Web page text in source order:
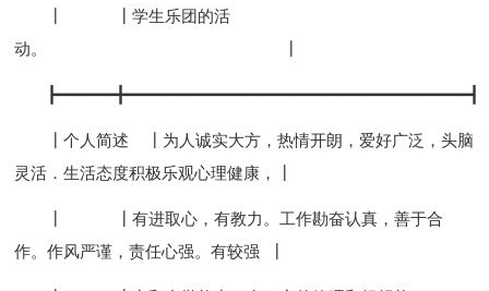
┃ ┃学生乐团的活
动。 ┃
┣━━━━━━╋━━━━━━━━━━━━━━━━━━━━━━━━━━━━━━━━━━━┫
┃个人简述 ┃为人诚实大方，热情开朗，爱好广泛，头脑
灵活．生活态度积极乐观心理健康，┃
┃ ┃有进取心，有教力。工作勘奋认真，善于合
作。作风严谨，责任心强。有较强 ┃